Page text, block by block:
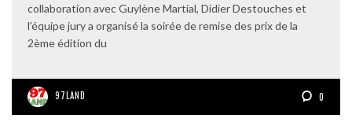
collaboration avec Guylène Martial, Didier Destouches et
l’équipe jury a organisé la soirée de remise des prix de la
2ème édition du
97LAND 0